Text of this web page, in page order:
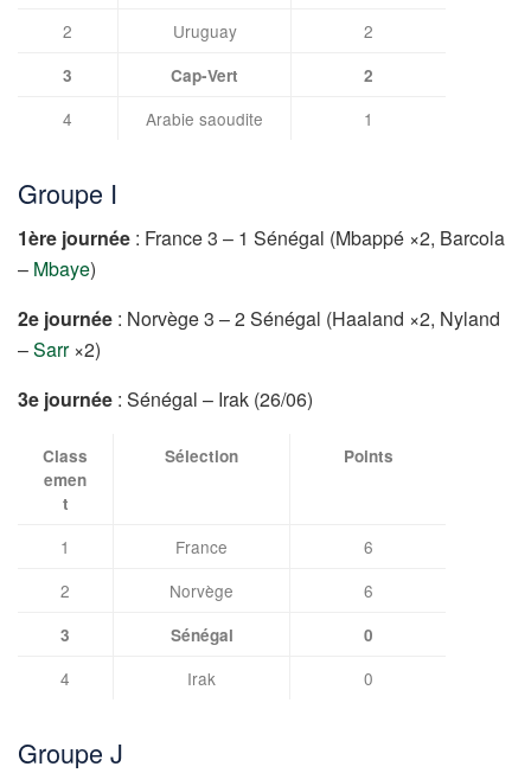
2
Uruguay 2
3 Cap-Vert 2
4 Arabie saoudite 1
Groupe I
1ère journée : France 3 – 1 Sénégal (Mbappé ×2, Barcola
– Mbaye)
2e journée : Norvège 3 – 2 Sénégal (Haaland ×2, Nyland
–Sarr×2)
3e journée : Sénégal – Irak (26/06)
Class
emen
t
Sélection Points
1 France
6
2
Norvège 6
3 Sénégal 0
4 Irak 0
Groupe J